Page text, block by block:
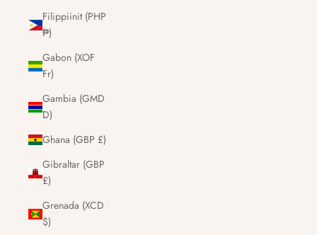
Filippiinit (PHP
₱)
Gabon (XOF
Fr)
Gambia (GMD
D)
Ghana (GBP £)
Gibraltar (GBP
£)
Grenada (XCD
$)